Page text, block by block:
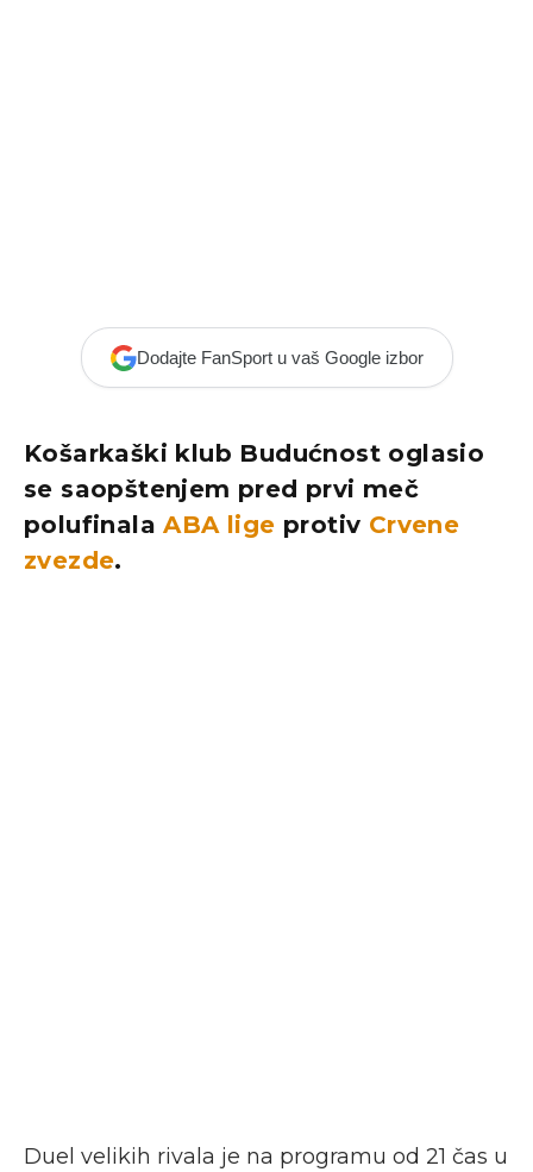
Dodajte FanSport u vaš Google izbor
Košarkaški klub Budućnost oglasio
se saopštenjem pred prvi meč
polufinalaABA lige protiv Crvene
zvezde.
Duel velikih rivala je na programu od 21 čas u